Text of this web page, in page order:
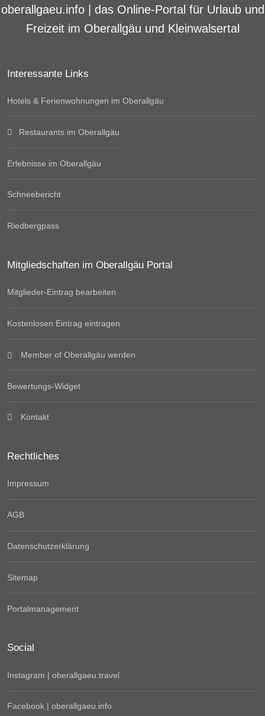
oberallgaeu.info | das Online-Portal für Urlaub und
Freizeit im Oberallgäu und Kleinwalsertal
Interessante Links
Hotels & Ferienwohnungen im Oberallgäu
Restaurants im Oberallgäu
Erlebnisse im Oberallgäu
Schneebericht
Riedbergpass
Mitgliedschaften im Oberallgäu Portal
Mitglieder-Eintrag bearbeiten
Kostenlosen Eintrag eintragen
Member of Oberallgäu werden
Bewertungs-Widget
Kontakt
Rechtliches
Impressum
AGB
Datenschutzerklärung
Sitemap
Portalmanagement
Social
Instagram | oberallgaeu.travel
Facebook | oberallgaeu.info